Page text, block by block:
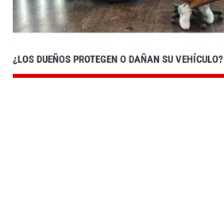
¿LOS DUEÑOS PROTEGEN O DAÑAN SU VEHÍCULO?